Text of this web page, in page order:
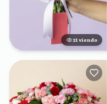
22 viendo